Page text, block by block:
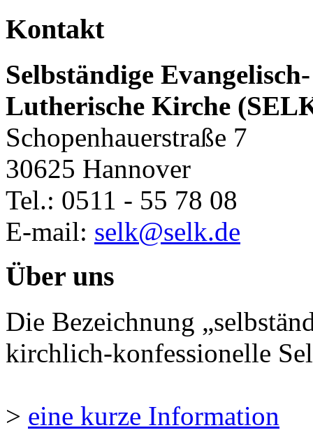
Kontakt
Selbständige Evangelisch-
Lutherische Kirche
Schopenhauerstraße 7
30625 Hannover
Tel.: 0511 - 55 78 08
E-mail: selk@selk.de
Über uns
Die Bezeichnung
kirchlich-konfessionelle
> eine kurze Information